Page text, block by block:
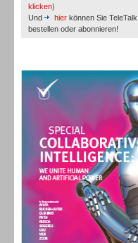
klicken)
Und
hier können Sie TeleTalk
bestellen oder abonnieren!
Personal
Inbound